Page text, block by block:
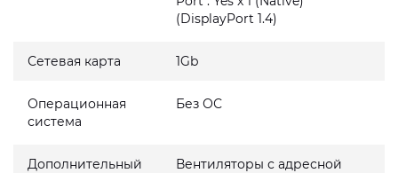
(DisplayPort 1.4)
Сетевая карта 1Gb
Операционная
система
Без ОС
Дополнительный
Вентиляторы с адресной